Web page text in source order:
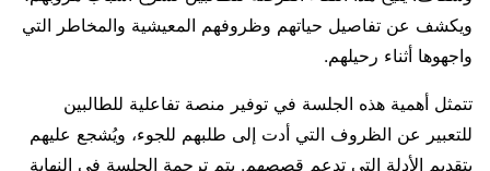
ويكشف عن تفاصيل حياتهم وظروفهم المعيشية والمخاطر التي
واجهوها أثناء رحيلهم.
تتمثل أهمية هذه الجلسة في توفير منصة تفاعلية للطالبين
للتعبير عن الظروف التي أدت إلى طلبهم للجوء، ويُشجع عليهم
بتقديم الأدلة التي تدعم قصصهم. يتم ترجمة الجلسة في النهاية